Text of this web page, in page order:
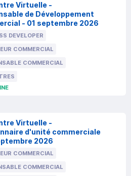
Virtuelle -
de Développement
- 01 septembre 2026
DEVELOPER
COMMERCIAL
COMMERCIAL
Virtuelle -
d'unité commerciale
2026
COMMERCIAL
COMMERCIAL